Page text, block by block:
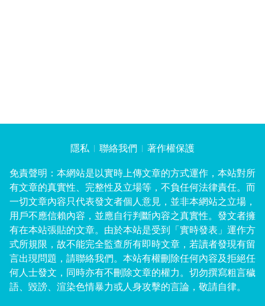
隱私 聯絡我們 著作權保護
免責聲明：本網站是以實時上傳文章的方式運作，本站對所
有文章的真實性、完整性及立場等，不負任何法律責任。而
一切文章內容只代表發文者個人意見，並非本網站之立場，
用戶不應信賴內容，並應自行判斷內容之真實性。發文者擁
有在本站張貼的文章。由於本站是受到「實時發表」運作方
式所規限，故不能完全監查所有即時文章，若讀者發現有留
言出現問題，請聯絡我們。本站有權刪除任何內容及拒絕任
何人士發文，同時亦有不刪除文章的權力。切勿撰寫粗言穢
語、毀謗、渲染色情暴力或人身攻擊的言論，敬請自律。